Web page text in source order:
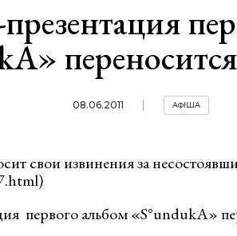
08.06.2011 АФІША
свои извинения за
первого альбом «S°undukА»